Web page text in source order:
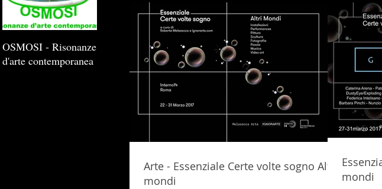
Arte - Essenziale Certe volte sogno Altri
mondi
mondi
OSMOSI - Risonanze
d'arte contemporanea